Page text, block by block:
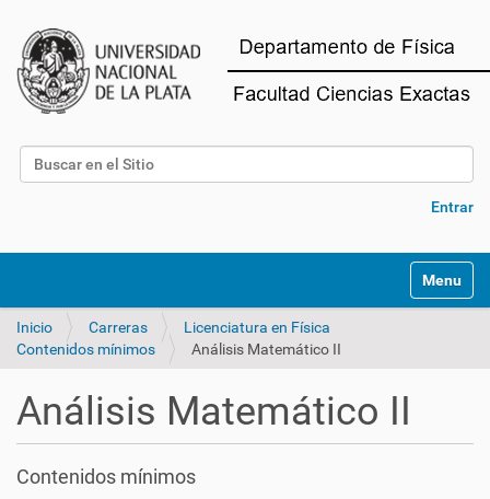
Buscar
Entrar
Mostrar/
Inicio Carreras
Licenciatura en Física
Contenidos mínimos
Análisis Matemático II
Análisis Matemático II
Contenidos mínimos